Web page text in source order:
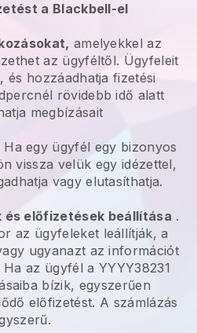
a Blackbell-el
amelyekkel az
az ügyféltől. Ügyfeleit
és hozzáadhatja fizetési
rövidebb idő alatt
megbízásait
Ha egy ügyfél egy bizonyos
vissza velük egy idézettel,
vagy elutasíthatja.
előfizetések beállítása .
az ügyfeleket leállítják, a
ugyanazt az információt
az ügyfél a YYYY38231
bízik, egyszerűen
előfizetést. A számlázás